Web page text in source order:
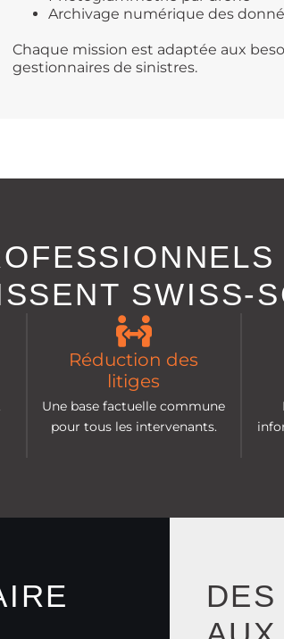
Archivage numérique des
Chaque mission est adaptée aux
gestionnaires de sinistres.
SWISS-
Réduction des
litiges
Une base factuelle commune
pour tous les intervenants.